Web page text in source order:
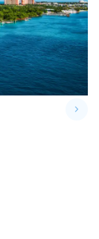
keyboard_arrow_right